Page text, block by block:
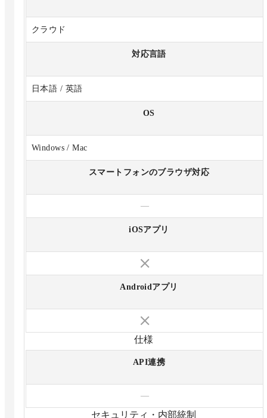
クラウド
対応言語
日本語 / 英語
OS
Windows / Mac
スマートフォンのブラウザ対応
—
iOSアプリ
Androidアプリ
仕様
API連携
—
セキュリティ・内部統制